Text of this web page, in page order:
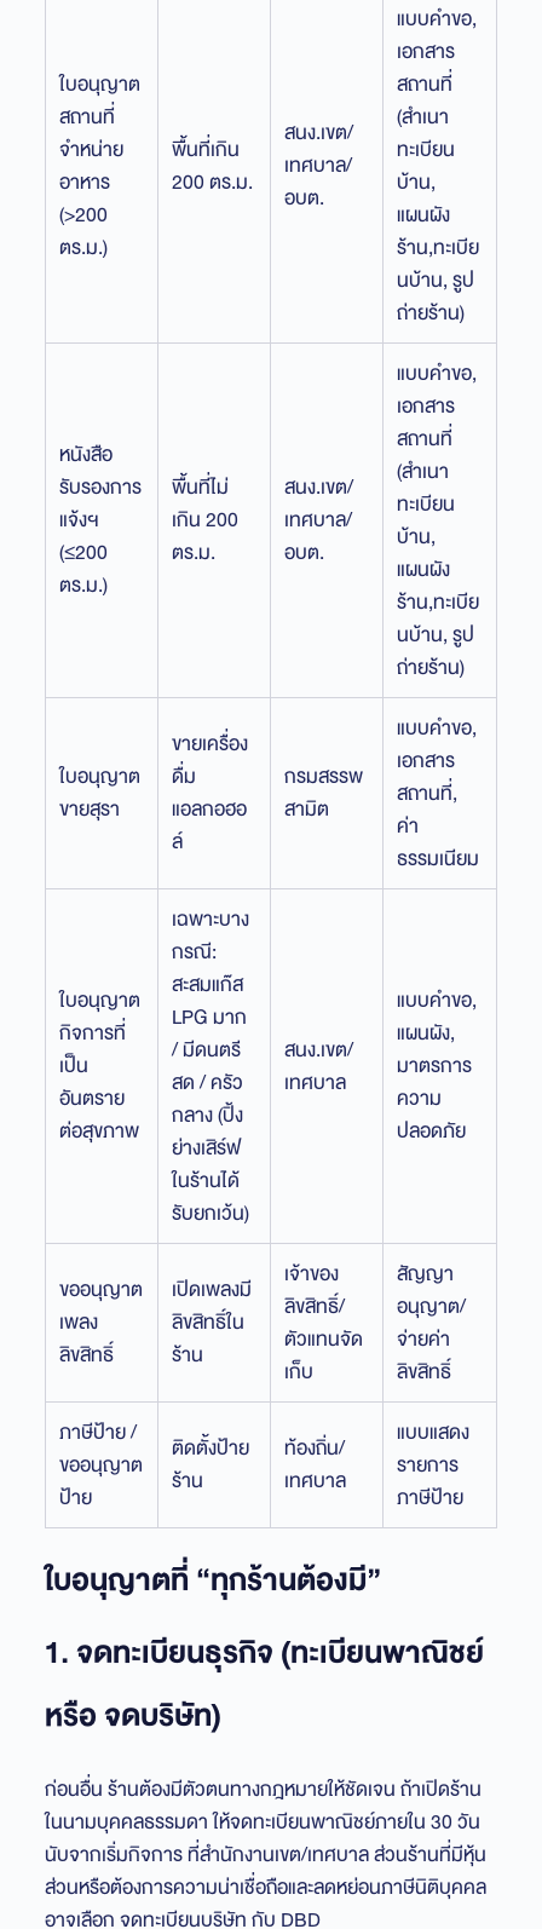
ใบอนุญาต
สถานที่
จำหน่าย
อาหาร
(>200
ตร.ม.)
พื้นที่เกิน
200 ตร.ม.
สนง.เขต/
เทศบาล/
อบต.
แบบคำขอ,
เอกสาร
สถานที่
(สำเนา
ทะเบียน
บ้าน,
แผนผัง
ร้าน,ทะเบีย
นบ้าน, รูป
ถ่ายร้าน)
หนังสือ
รับรองการ
แจ้งฯ
(≤200
ตร.ม.)
พื้นที่ไม่
เกิน 200
ตร.ม.
สนง.เขต/
เทศบาล/
อบต.
แบบคำขอ,
เอกสาร
สถานที่
(สำเนา
ทะเบียน
บ้าน,
แผนผัง
ร้าน,ทะเบีย
นบ้าน, รูป
ถ่ายร้าน)
ใบอนุญาต
ขายสุรา
ขายเครื่อง
ดื่ม
แอลกอฮอ
ล์
กรมสรรพ
สามิต
แบบคำขอ,
เอกสาร
สถานที่,
ค่า
ธรรมเนียม
ใบอนุญาต
กิจการที่
เป็น
อันตราย
ต่อสุขภาพ
เฉพาะบาง
กรณี:
สะสมแก๊ส
LPG มาก
/ มีดนตรี
สด / ครัว
กลาง (ปิ้ง
ย่างเสิร์ฟ
ในร้านได้
รับยกเว้น)
สนง.เขต/
เทศบาล
แบบคำขอ,
แผนผัง,
มาตรการ
ความ
ปลอดภัย
ขออนุญาต
เพลง
ลิขสิทธิ์
เปิดเพลงมี
ลิขสิทธิ์ใน
ร้าน
เจ้าของ
ลิขสิทธิ์/
ตัวแทนจัด
เก็บ
สัญญา
อนุญาต/
จ่ายค่า
ลิขสิทธิ์
ภาษีป้าย /
ขออนุญาต
ป้าย
ติดตั้งป้าย
ร้าน
ท้องถิ่น/
เทศบาล
แบบแสดง
รายการ
ภาษีป้าย
ใบอนุญาตที่ “ทุกร้านต้องมี”
1. จดทะเบียนธุรกิจ (ทะเบียนพาณิชย์
หรือ จดบริษัท)
ก่อนอื่น ร้านต้องมีตัวตนทางกฎหมายให้ชัดเจน ถ้าเปิดร้าน
ในนามบุคคลธรรมดา ให้จดทะเบียนพาณิชย์ภายใน 30 วัน
นับจากเริ่มกิจการ ที่สำนักงานเขต/เทศบาล ส่วนร้านที่มีหุ้น
ส่วนหรือต้องการความน่าเชื่อถือและลดหย่อนภาษีนิติบุคคล
อาจเลือก จดทะเบียนบริษัท กับ DBD